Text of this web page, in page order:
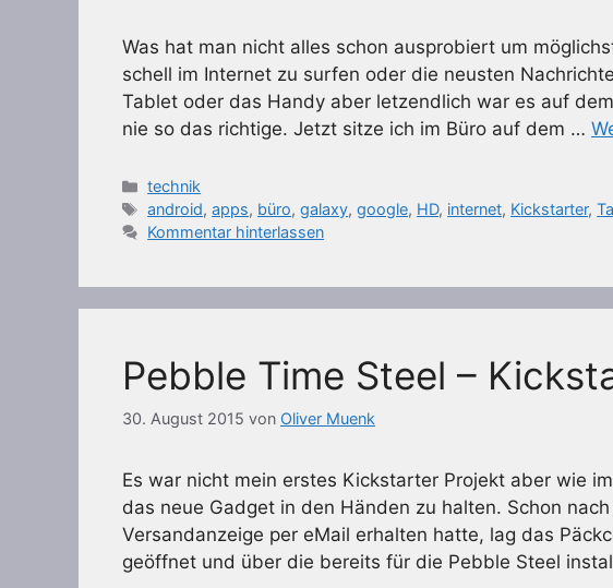
Was hat man nicht alles schon ausprobiert um
schell im Internet zu surfen oder die neusten
Tablet oder das Handy aber letzendlich war es auf
nie so das richtige. Jetzt sitze ich im Büro auf dem …
Kategorien
technik
Schlagwörter
android,apps, büro,galaxy,google, HD, internet, Kickstarter,
Kommentar hinterlassen
Pebble Time Steel –
30. August 2015 von Oliver Muenk
Es war nicht mein erstes Kickstarter Projekt aber wie
das neue Gadget in den Händen zu halten. Schon
Versandanzeige per eMail erhalten hatte, lag das
geöffnet und über die bereits für die Pebble Steel